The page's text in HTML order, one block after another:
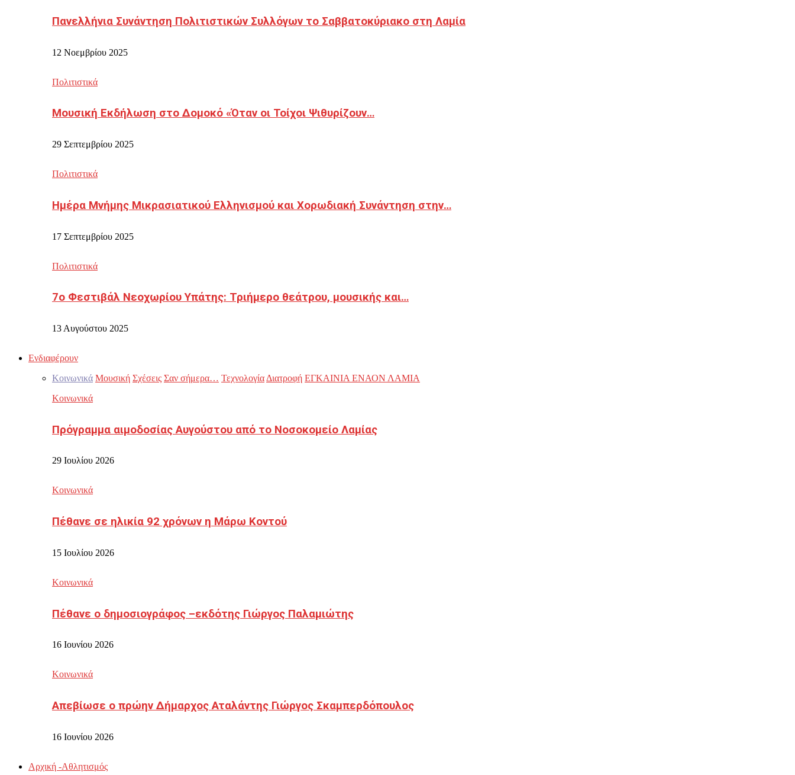
Πανελλήνια Συνάντηση Πολιτιστικών Συλλόγων το Σαββατοκύριακο στη Λαμία
12 Νοεμβρίου 2025
Πολιτιστικά
Μουσική Εκδήλωση στο Δομοκό «Όταν οι Τοίχοι Ψιθυρίζουν…
29 Σεπτεμβρίου 2025
Πολιτιστικά
Ημέρα Μνήμης Μικρασιατικού Ελληνισμού και Χορωδιακή Συνάντηση στην…
17 Σεπτεμβρίου 2025
Πολιτιστικά
7ο Φεστιβάλ Νεοχωρίου Υπάτης: Τριήμερο θεάτρου, μουσικής και…
13 Αυγούστου 2025
Ενδιαφέρουν
Κοινωνικά Μουσική Σχέσεις Σαν σήμερα… Τεχνολογία Διατροφή ΕΓΚΑΙΝΙΑ ΕΝΑΟΝ ΛΑΜΙΑ
Κοινωνικά
Πρόγραμμα αιμοδοσίας Αυγούστου από το Νοσοκομείο Λαμίας
29 Ιουλίου 2026
Κοινωνικά
Πέθανε σε ηλικία 92 χρόνων η Μάρω Κοντού
15 Ιουλίου 2026
Κοινωνικά
Πέθανε ο δημοσιογράφος –εκδότης Γιώργος Παλαμιώτης
16 Ιουνίου 2026
Κοινωνικά
Απεβίωσε ο πρώην Δήμαρχος Αταλάντης Γιώργος Σκαμπερδόπουλος
16 Ιουνίου 2026
Αρχική -Αθλητισμός